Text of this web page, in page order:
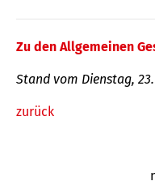
Zu den Allgemeinen
Stand vom Dienstag,
zurück